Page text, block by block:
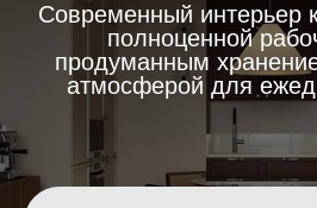
Современный интерьер
полноценной
продуманным
атмосферой для